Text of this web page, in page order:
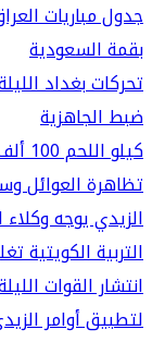
بقمة السعودية
تحركات بغداد
ضبط الجاهزية
تظاهرة العوائل
الزيدي يوجه
التربية الكويتية
انتشار القوات
لتطبيق أوامر